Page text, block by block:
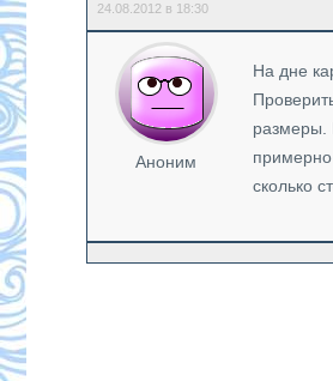
24.08.2012 в 18:30
Аноним
На дне
размеры.
сколько